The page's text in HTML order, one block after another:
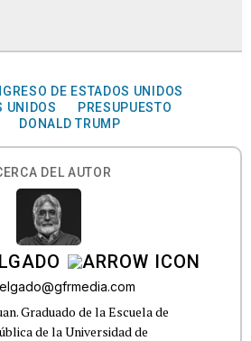
DE ESTADOS UNIDOS
UNIDOS
PRESUPUESTO
DONALD TRUMP
DEL AUTOR
Graduado de la Escuela de
de la Universidad de